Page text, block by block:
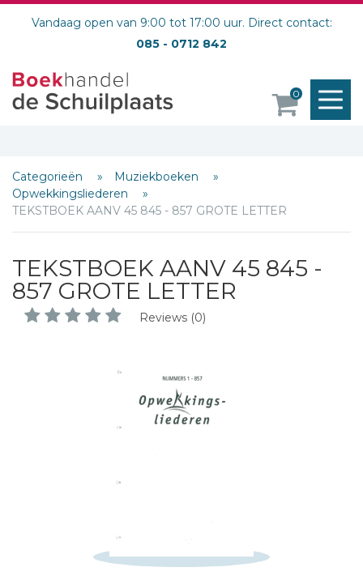
Vandaag open van 9:00 tot 17:00 uur. Direct contact:
085 - 0712 842
0
Categorieën
Muziekboeken
Opwekkingsliederen
TEKSTBOEK AANV 45 845 - 857 GROTE LETTER
TEKSTBOEK AANV 45 845 -
857 GROTE LETTER
Reviews (0)
Schrijf hieronder je review!
Sterren
Naam *
E-mail *